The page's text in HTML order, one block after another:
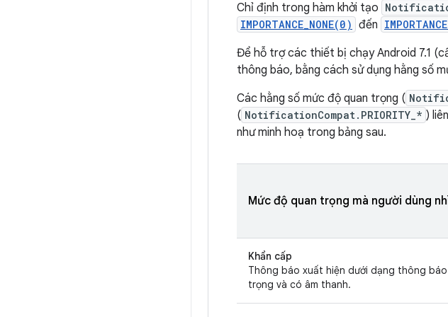
Chỉ định trong hàm khởi tạo
IMPORTANCE_NONE(0) đến
Để hỗ trợ các thiết bị chạy Android 7.1
thông báo, bằng cách sử dụng hằng số
Các hằng số mức độ quan trọng (
( NotificationCompat.PRIORITY_* )
như minh hoạ trong bảng sau.
Mức độ quan trọng mà người dùng
Khẩn cấp
Thông báo xuất hiện dưới dạng thông
trọng và có âm thanh.